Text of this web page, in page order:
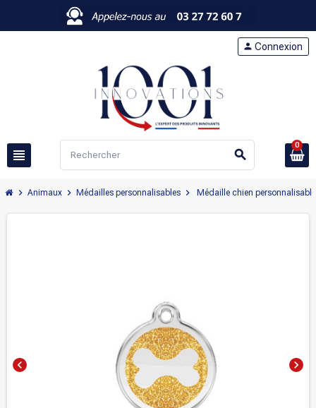
view_headline search
person Connexion
0
chevron_right Animaux chevron_right Médailles personnalisables chevron_right Médaille chien
chevron_left chevron_right